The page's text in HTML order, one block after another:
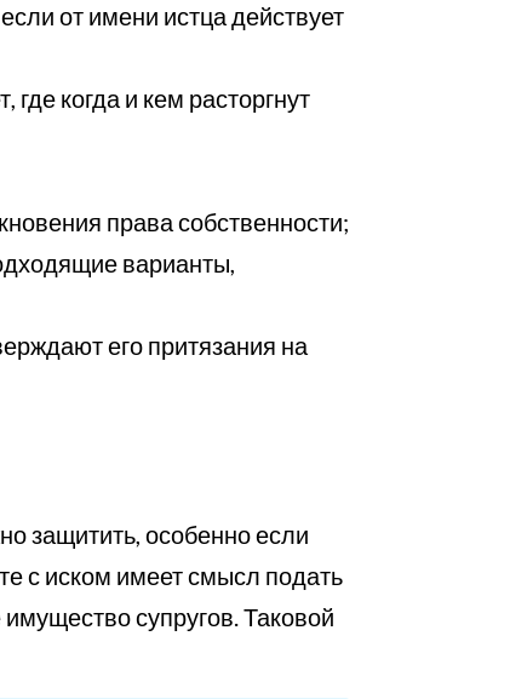
от имени истца действует
когда и кем расторгнут
права собственности;
варианты,
его притязания на
защитить, особенно если
с иском имеет смысл подать
супругов. Таковой